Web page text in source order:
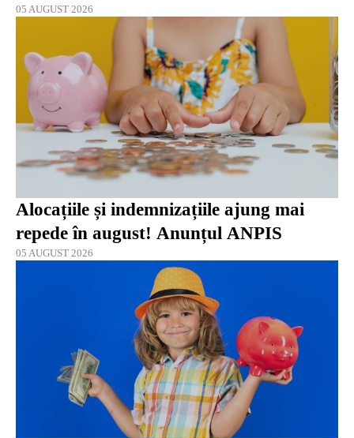
05 AUGUST 2026
Alocațiile și indemnizațiile ajung mai
repede în august! Anunțul ANPIS
05 AUGUST 2026